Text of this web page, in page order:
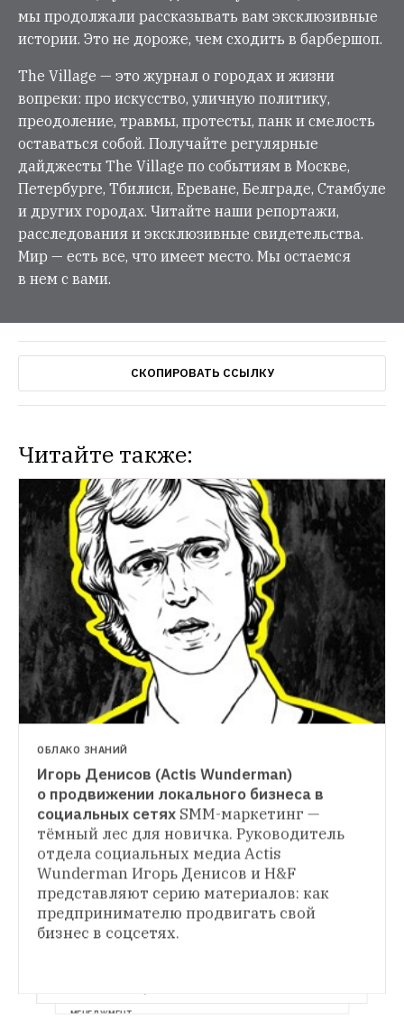
мы продолжали рассказывать вам эксклюзивные
истории. Это не дороже, чем сходить в барбершоп.
The Village — это журнал о городах и жизни
вопреки: про искусство, уличную политику,
преодоление, травмы, протесты, панк и смелость
оставаться собой. Получайте регулярные
дайджесты The Village по событиям в Москве,
Петербурге, Тбилиси, Ереване, Белграде, Стамбуле
и других городах. Читайте наши репортажи,
расследования и эксклюзивные свидетельства.
Мир — есть все, что имеет место. Мы остаемся
в нем с вами.
СКОПИРОВАТЬ ССЫЛКУ
Читайте также:
МЕНЕДЖМЕНТ
КЕЙСЫ
Дамир Халилов «Маркетинг в социальных
сетях» H&F прочитал книгу Дамира
ОБЛАКО ЗНАНИЙ
Игорь Денисов (Actis Wunderman)
о продвижении локального бизнеса в
социальных сетях SMM-маркетинг —
тёмный лес для новичка. Руководитель
отдела социальных медиа Actis
Wunderman Игорь Денисов и H&F
представляют серию материалов: как
предпринимателю продвигать свой
бизнес в соцсетях.